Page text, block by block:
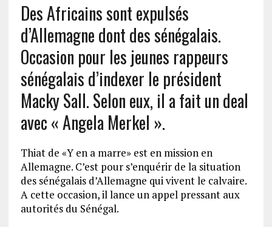
Des Africains sont expulsés
d’Allemagne dont des sénégalais.
Occasion pour les jeunes rappeurs
sénégalais d’indexer le président
Macky Sall. Selon eux, il a fait un deal
avec « Angela Merkel ».
Thiat de «Y en a marre» est en mission en
Allemagne. C’est pour s’enquérir de la situation
des sénégalais d’Allemagne qui vivent le calvaire.
A cette occasion, il lance un appel pressant aux
autorités du Sénégal.